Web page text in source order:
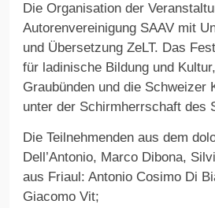
Die Organisation der
Autorenvereinigung SAAV mit
und Übersetzung ZeLT. Das
für ladinische Bildung und
Graubünden und die
unter der Schirmherrschaft des
Die Teilnehmenden aus dem
Dell’Antonio, Marco Dibona,
aus Friaul: Antonio Cosimo Di
Giacomo Vit;